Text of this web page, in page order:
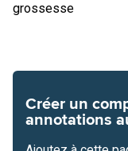
grossesse
Créer un
annotations